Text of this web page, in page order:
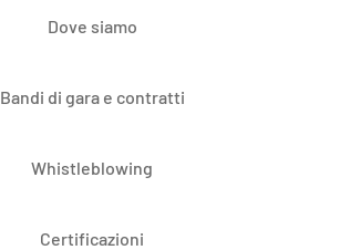
Dove siamo
Bandi di gara e contratti
Whistleblowing
Certificazioni